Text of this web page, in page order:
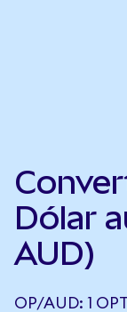
Dólar
AUD)
OP/AUD: 1